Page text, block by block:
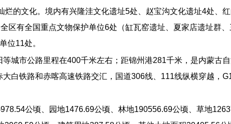
烂的文化。境内有兴隆洼文化遗址5处、赵宝沟文化遗址4处、
区有全国重点文物保护单位6处（缸瓦窑遗址、夏家店遗址群
位11处。
城市公路里程在400千米左右；距锦州港281千米，是内蒙古
白铁路和赤喀高速铁路交汇，国道306线、111线纵横穿越，
公顷、园地1476.69公顷、林地190556.69公顷、草地